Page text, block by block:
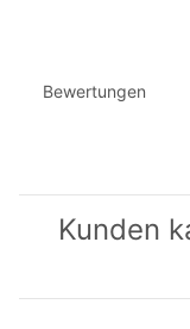
Bewertungen
Kunden